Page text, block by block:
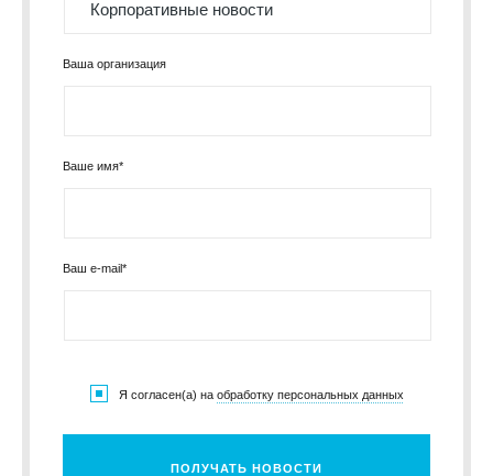
Ваша организация
Ваше имя*
Ваш e-mail*
Я согласен(а) на обработку персональных данных
ПОЛУЧАТЬ НОВОСТИ